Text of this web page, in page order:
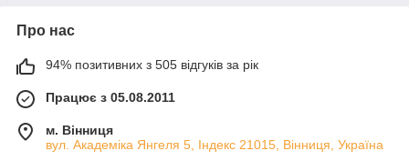
Про нас
94% позитивних з 505 відгуків за рік
Працює з 05.08.2011
м. Вінниця
вул. Академіка Янгеля 5, Індекс 21015, Вінниця, Україна